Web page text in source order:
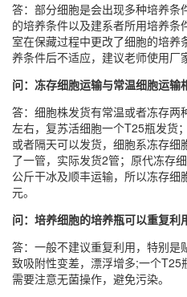
答：部分细胞是会出现多种培养条
的培养条件以及建系者所用培养
室在保藏过程中更改了细胞的培
养条件后不适应，建议老师使用厂
问：冻存细胞运输与常温细胞运输
答：细胞株发货有常温或者冻存两
左右，复苏活细胞一个T25瓶发货
或者隔天可以发货，细胞系冻存
了一管，实际发货2管；原代冻存
公斤干冰及顺丰运输，所以冻存
元。
问：培养细胞的培养瓶可以重复利
答：一般不建议重复利用，特别是
致吸附性变差，漂浮增多;一个
需要注意无菌操作，避免污染。